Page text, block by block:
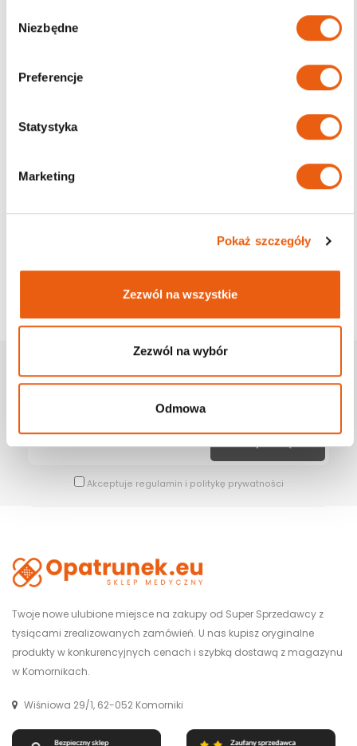
Niezbędne
Preferencje
Statystyka
Marketing
Pokaż szczegóły
Zezwól na wszystkie
Zezwól na wybór
Odmowa
Zapisz Się Na Newsletter
Akceptuje regulamin i politykę prywatności
Twoje nowe ulubione miejsce na zakupy od Super Sprzedawcy z
tysiącami zrealizowanych zamówień. U nas kupisz oryginalne
produkty w konkurencyjnych cenach i szybką dostawą z magazynu
w Komornikach.
Wiśniowa 29/1, 62-052 Komorniki